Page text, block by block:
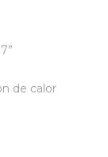
de calor